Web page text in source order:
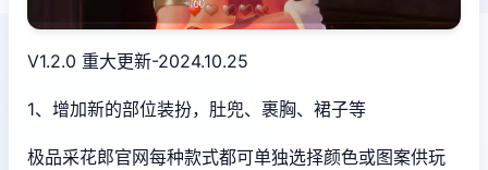
V1.2.0 重大更新-2024.10.25
1、增加新的部位装扮，肚兜、裹胸、裙子等
极品采花郎官网每种款式都可单独选择颜色或图案供玩